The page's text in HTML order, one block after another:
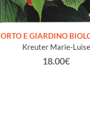
ORTO E GIARDINO
Kreuter Marie-Luise
18.00€